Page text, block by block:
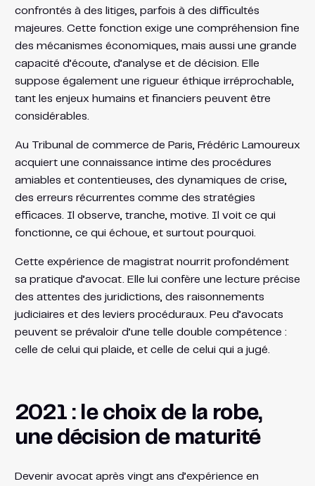
confrontés à des litiges, parfois à des difficultés
majeures. Cette fonction exige une compréhension fine
des mécanismes économiques, mais aussi une grande
capacité d’écoute, d’analyse et de décision. Elle
suppose également une rigueur éthique irréprochable,
tant les enjeux humains et financiers peuvent être
considérables.
Au Tribunal de commerce de Paris, Frédéric Lamoureux
acquiert une connaissance intime des procédures
amiables et contentieuses, des dynamiques de crise,
des erreurs récurrentes comme des stratégies
efficaces. Il observe, tranche, motive. Il voit ce qui
fonctionne, ce qui échoue, et surtout pourquoi.
Cette expérience de magistrat nourrit profondément
sa pratique d’avocat. Elle lui confère une lecture précise
des attentes des juridictions, des raisonnements
judiciaires et des leviers procéduraux. Peu d’avocats
peuvent se prévaloir d’une telle double compétence :
celle de celui qui plaide, et celle de celui qui a jugé.
2021 : le choix de la robe,
une décision de maturité
Devenir avocat après vingt ans d’expérience en